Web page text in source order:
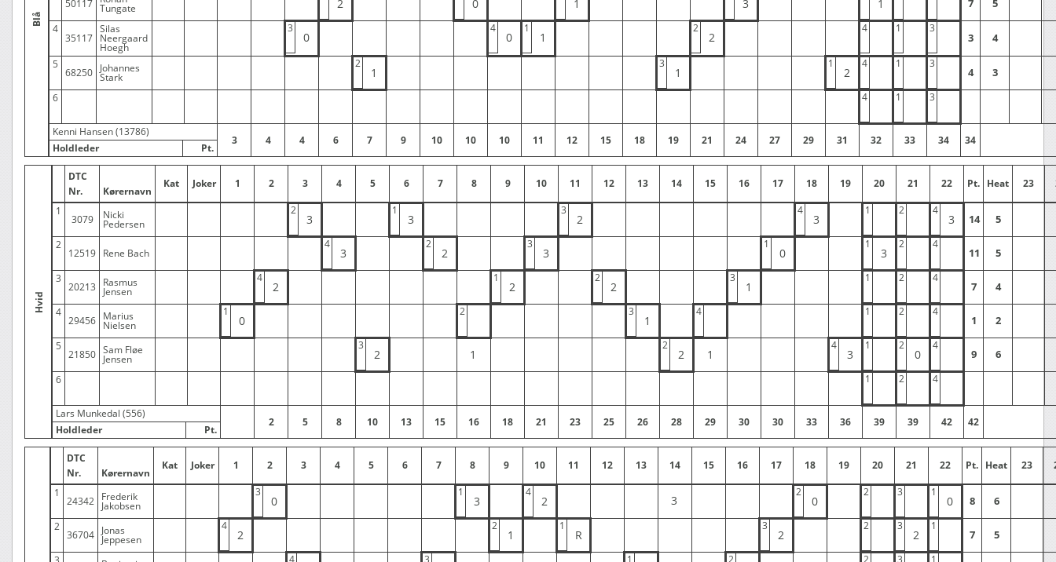
Blå
50117 Tungate 2 0 1 3 1 7 5
4
35117
Silas
Neergaard
Hoegh
3
0
4
0
1
1
2
2
4 1 3
3 4
5
68250 Johannes
Stark
2
1
3
1
1
2
4 1 3
4 3
6 4 1 3
Kenni Hansen (13786)
Holdleder
Pt.
3 4 4 6 7 9 10 10 10 11 12 15 18 19 21 24 27 29 31 32 33 34 34
Hvid
DTC
Nr.
Kørernavn
Kat Joker 1 2 3 4 5 6 7 8 9 10 11 12 13 14 15 16 17 18 19 20 21 22 Pt. Heat 23
1
3079 Nicki
Pedersen
2
3
1
3
3
2
4
3
1 2 4
3 14 5
2
12519 Rene Bach
4
3
2
2
3
3
1
0
1
3
2 4
11 5
3
20213 Rasmus
Jensen
4
2
1
2
2
2
3
1
1 2 4
7 4
4
29456 Marius
Nielsen
1
0
2 3
1
4 1 2 4
1 2
5
21850 Sam Fløe
Jensen
3
2 1
2
2 1
4
3
1 2
0
4
9 6
6 1 2 4
Lars Munkedal (556)
Holdleder
Pt.
2 5 8 10 13 15 16 18 21 23 25 26 28 29 30 30 33 36 39 39 42 42
DTC
Nr.
Kørernavn
Kat Joker 1 2 3 4 5 6 7 8 9 10 11 12 13 14 15 16 17 18 19 20 21 22 Pt. Heat 23
1
24342 Frederik
Jakobsen
3
0
1
3
4
2 3
2
0
2 3 1
0 8 6
2
36704 Jonas
Jeppesen
4
2
2
1
1
R
3
2
2 3
2
1
7 5
4 3 1 2 2 3 1